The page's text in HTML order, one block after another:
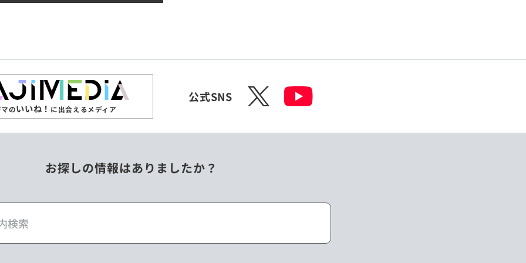
のいいね！ に出会えるメディア
公式SNS X
お探しの情報はありましたか？